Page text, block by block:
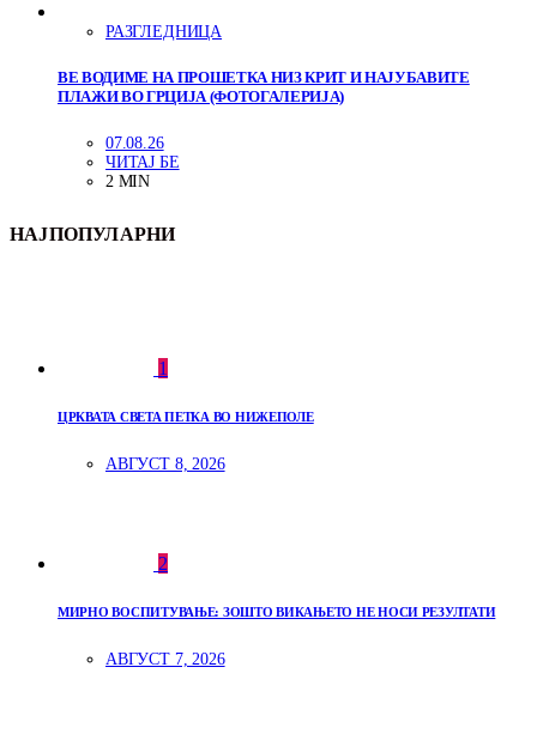
РАЗГЛЕДНИЦА
ВЕ ВОДИМЕ НА ПРОШЕТКА НИЗ КРИТ И НАЈУБАВИТЕ
ПЛАЖИ ВО ГРЦИЈА (ФОТОГАЛЕРИЈА)
07.08.26
ЧИТАЈ БЕ
2 MIN
НАЈПОПУЛАРНИ
1
ЦРКВАТА СВЕТА ПЕТКА ВО НИЖЕПОЛЕ
АВГУСТ 8, 2026
2
МИРНО ВОСПИТУВАЊЕ: ЗОШТО ВИКАЊЕТО НЕ НОСИ РЕЗУЛТАТИ
АВГУСТ 7, 2026